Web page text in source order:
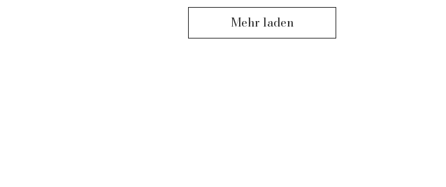
Mehr laden